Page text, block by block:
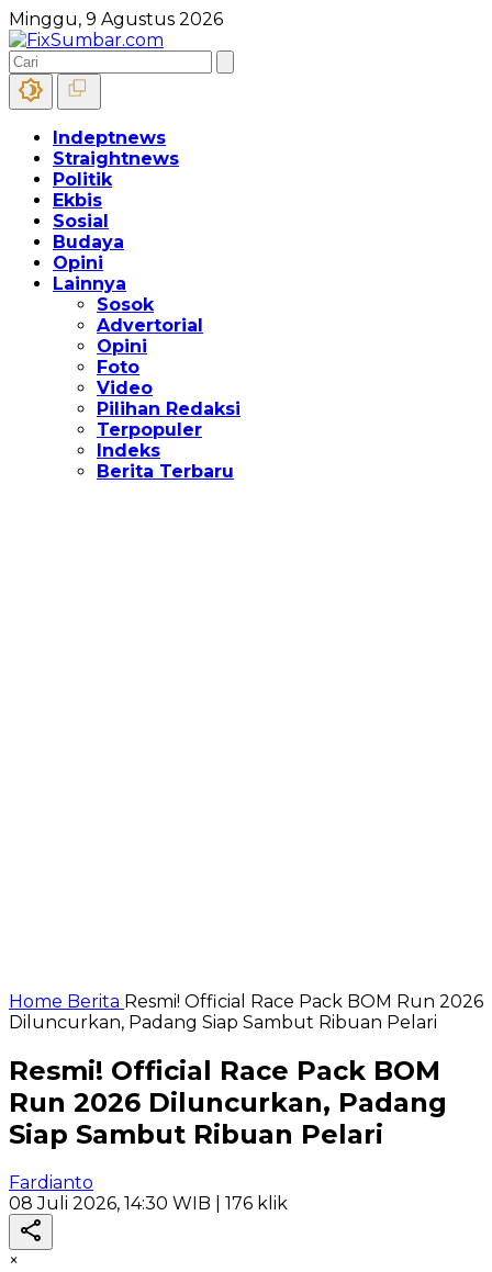
Minggu, 9 Agustus 2026
Indeptnews
Straightnews
Politik
Ekbis
Sosial
Budaya
Opini
Lainnya
Sosok
Advertorial
Opini
Foto
Video
Pilihan Redaksi
Terpopuler
Indeks
Berita Terbaru
Home Berita Resmi! Official Race Pack BOM Run 2026
Diluncurkan, Padang Siap Sambut Ribuan Pelari
Resmi! Official Race Pack BOM
Run 2026 Diluncurkan, Padang
Siap Sambut Ribuan Pelari
Fardianto
08 Juli 2026, 14:30 WIB | 176 klik
×